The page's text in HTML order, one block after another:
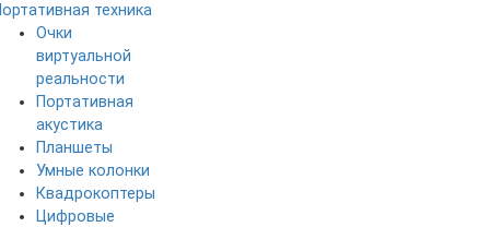
техника
Очки
виртуальной
реальности
Портативная
акустика
Планшеты
Умные колонки
Квадрокоптеры
Цифровые